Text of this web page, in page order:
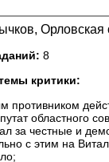
Орловская
8
критики:
противником
областного
за честные и
с этим на